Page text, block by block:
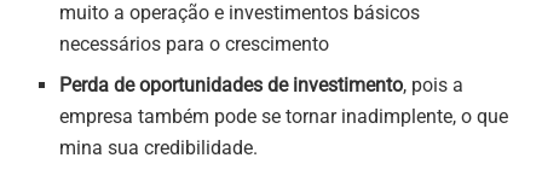
muito a operação e investimentos básicos
necessários para o crescimento
Perda de oportunidades de investimento, pois a
empresa também pode se tornar inadimplente, o que
mina sua credibilidade.